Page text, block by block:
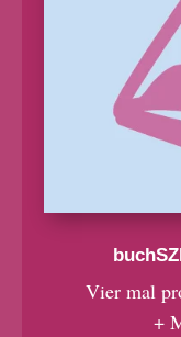
Vier mal
+